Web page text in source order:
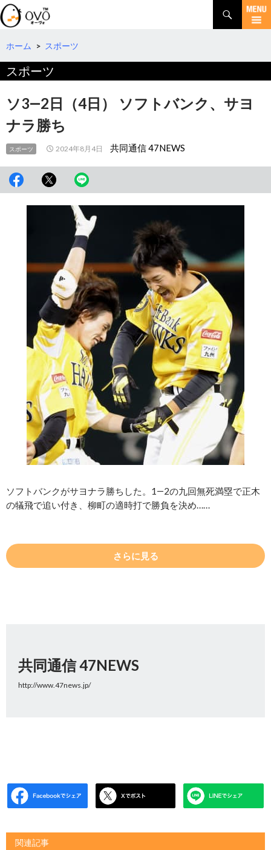
検
索
コ
テ
へ
ホーム > スポーツ
スポーツ
ソ3―2日（4日） ソフトバンク、サヨ
ナラ勝ち
スポーツ 2024年8月4日 共同通信 47NEWS
ソフトバンクがサヨナラ勝ちした。1―2の九回無死満塁で正木
の犠飛で追い付き、柳町の適時打で勝負を決め……
さらに見る
共同通信 47NEWS
http://www.47news.jp/
関連記事